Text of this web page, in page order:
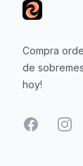
Y
Compra
de
hoy!
Facebook